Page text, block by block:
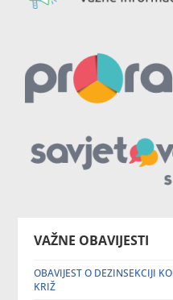
VAŽNE OBAVIJESTI
OBAVIJEST O DEZINSEKCIJI
KRIŽ